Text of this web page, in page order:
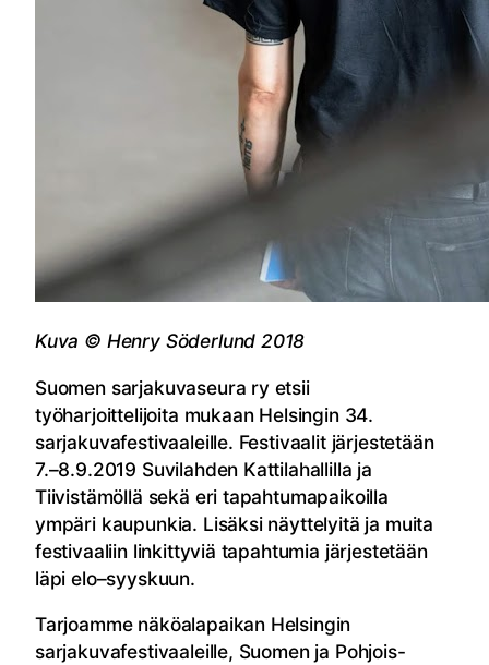
Kuva © Henry Söderlund 2018
Suomen sarjakuvaseura ry etsii
työharjoittelijoita mukaan Helsingin 34.
sarjakuvafestivaaleille. Festivaalit järjestetään
7.–8.9.2019 Suvilahden Kattilahallilla ja
Tiivistämöllä sekä eri tapahtumapaikoilla
ympäri kaupunkia. Lisäksi näyttelyitä ja muita
festivaaliin linkittyviä tapahtumia järjestetään
läpi elo–syyskuun.
Tarjoamme näköalapaikan Helsingin
sarjakuvafestivaaleille, Suomen ja Pohjois-